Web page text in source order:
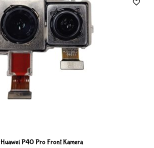
Huawei P40 Pro Front Kamera